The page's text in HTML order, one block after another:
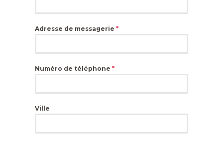
Adresse de messagerie *
Numéro de téléphone *
Ville